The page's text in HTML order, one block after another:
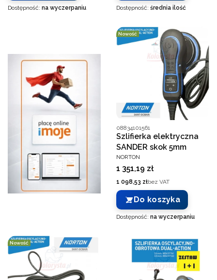
Dostępność: na wyczerpaniu Dostępność: średnia ilość
Nowość
Kod producenta
08834101561
Szlifierka elektryczna
SANDER skok 5mm
PRODUCENT
NORTON
Cena
1 351,19 zł
Cena
1 098,53 złbez VAT
Do koszyka
Dostępność: na wyczerpaniu
Nowość